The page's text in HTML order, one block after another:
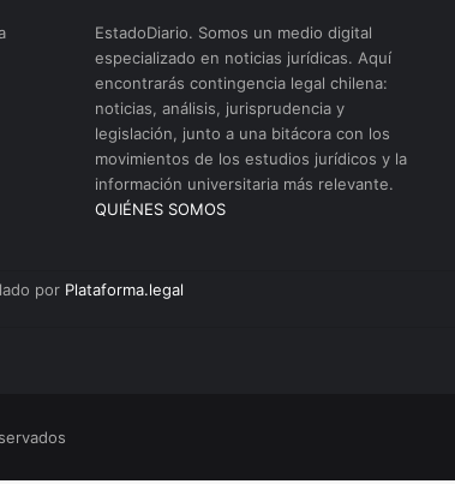
EstadoDiario. Somos un medio digital
especializado en noticias jurídicas. Aquí
encontrarás contingencia legal chilena:
noticias, análisis, jurisprudencia y
legislación, junto a una bitácora con los
movimientos de los estudios jurídicos y la
información universitaria más relevante.
QUIÉNES SOMOS
por Plataforma.legal